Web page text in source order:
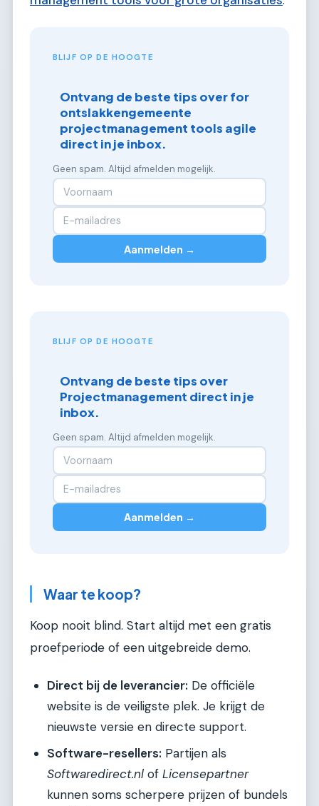
BLIJF OP DE HOOGTE
Ontvang de beste tips over for
ontslakkengemeente
projectmanagement tools agile
direct in je inbox.
Geen spam. Altijd afmelden mogelijk.
Aanmelden →
BLIJF OP DE HOOGTE
Ontvang de beste tips over
Projectmanagement direct in je
inbox.
Geen spam. Altijd afmelden mogelijk.
Aanmelden →
Waar te koop?
Koop nooit blind. Start altijd met een gratis
proefperiode of een uitgebreide demo.
Direct bij de leverancier: De officiële
website is de veiligste plek. Je krijgt de
nieuwste versie en directe support.
Software-resellers: Partijen als
Softwaredirect.nl of Licensepartner
kunnen soms scherpere prijzen of bundels